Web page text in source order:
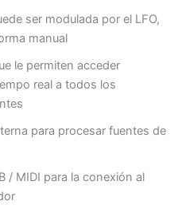
ser modulada por el LFO,
manual
le permiten acceder
real a todos los
para procesar fuentes de
/ MIDI para la conexión al